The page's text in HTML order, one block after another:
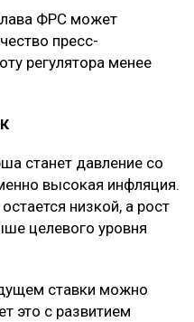
ФРС может
пресс-
регулятора менее
станет давление со
высокая инфляция.
низкой, а рост
целевого уровня
ставки можно
это с развитием